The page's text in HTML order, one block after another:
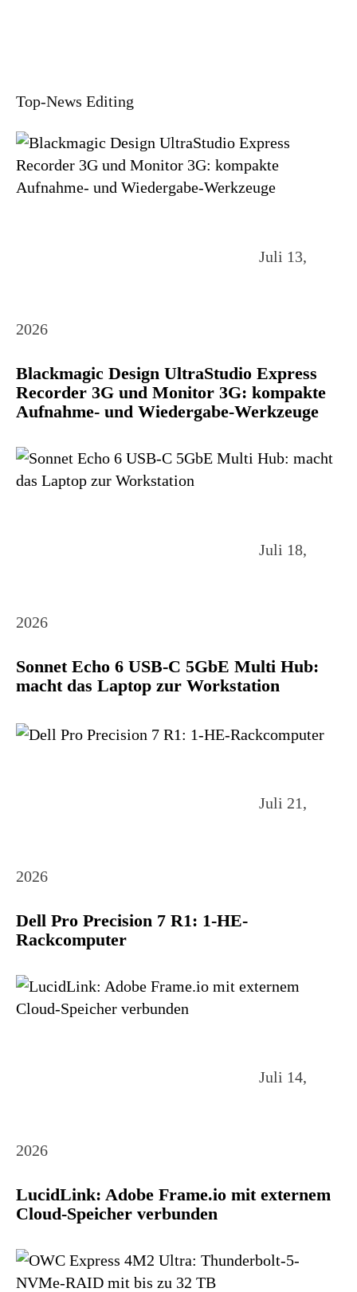
Top-News Editing
Juli 13,
2026
Blackmagic Design UltraStudio Express
Recorder 3G und Monitor 3G: kompakte
Aufnahme- und Wiedergabe-Werkzeuge
Juli 18,
2026
Sonnet Echo 6 USB-C 5GbE Multi Hub:
macht das Laptop zur Workstation
Juli 21,
2026
Dell Pro Precision 7 R1: 1-HE-
Rackcomputer
Juli 14,
2026
LucidLink: Adobe Frame.io mit externem
Cloud-Speicher verbunden